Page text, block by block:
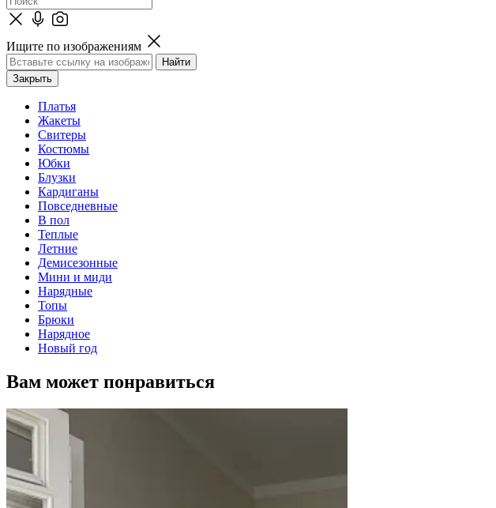
Ищите по изображениям
Закрыть
Платья
Жакеты
Свитеры
Костюмы
Юбки
Блузки
Кардиганы
Повседневные
В пол
Теплые
Летние
Демисезонные
Мини и миди
Нарядные
Топы
Брюки
Нарядное
Новый год
Вам может понравиться